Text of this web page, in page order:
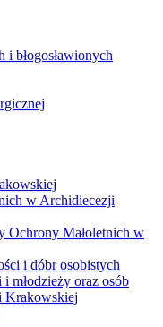
błogosławionych
w Archidiecezji
Ochrony Małoletnich w
i dóbr osobistych
młodzieży oraz osób
Krakowskiej